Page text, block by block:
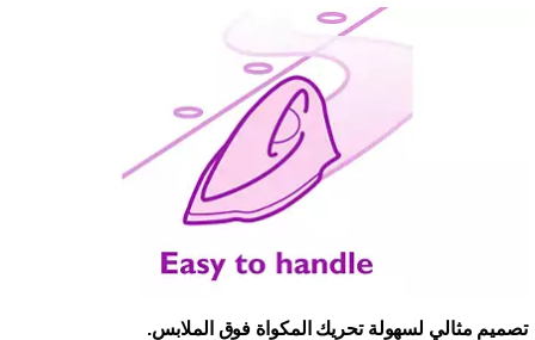
تصميم مثالي لسهولة تحريك المكواة فوق الملابس.